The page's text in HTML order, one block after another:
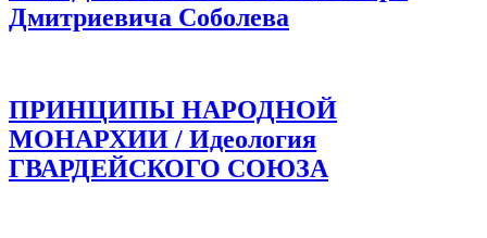
Дмитриевича Соболева
ПРИНЦИПЫ НАРОДНОЙ
МОНАРХИИ / Идеология
ГВАРДЕЙСКОГО СОЮЗА